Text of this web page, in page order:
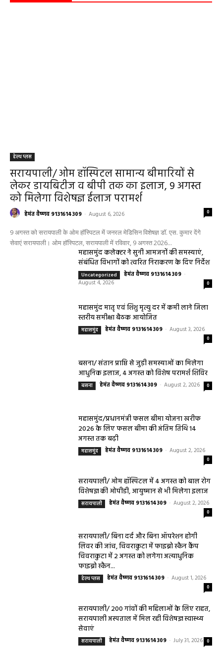
हेल्थ प्लस
सरायपाली/ ओम हॉस्पिटल सामान्य बीमारियों से
लेकर डायबिटीज व बीपी तक का इलाज, 9 अगस्त
को मिलेगा विशेषज्ञ ईलाज परामर्श
हेमंत वैष्णव 9131614309 - August 6, 2026 0
9 अगस्त को सरायपाली के ओम हॉस्पिटल में जनरल मेडिसिन विशेषज्ञ डॉ. एस. कुमार देंगे
सेवाएं सरायपाली। ओम हॉस्पिटल, सरायपाली में रविवार, 9 अगस्त 2026...
महासमुंद कलेक्टर ने सुनी आमजनों की समस्याएं,
संबंधित विभागों को त्वरित निराकरण के दिए निर्देश
Uncategorized हेमंत वैष्णव 9131614309 -
August 4, 2026
0
महासमुंद मातृ एवं शिशु मृत्यु दर में कमी लाने जिला
स्तरीय समीक्षा बैठक आयोजित
महासमुंद हेमंत वैष्णव 9131614309 - August 3, 2026
0
बसना/ संतान प्राप्ति से जुड़ी समस्याओं का मिलेगा
आधुनिक इलाज, 4 अगस्त को विशेष परामर्श शिविर
बसना हेमंत वैष्णव 9131614309 - August 2, 2026 0
महासमुंद/प्रधानमंत्री फसल बीमा योजना खरीफ
2026 के लिए फसल बीमा की अंतिम तिथि 14
अगस्त तक बढ़ी
महासमुंद हेमंत वैष्णव 9131614309 - August 2, 2026
0
सरायपाली/ ओम हॉस्पिटल में 4 अगस्त को बाल रोग
विशेषज्ञ की ओपीडी, आयुष्मान से भी मिलेगा इलाज
सरायपाली हेमंत वैष्णव 9131614309 - August 2, 2026
0
सरायपाली/ बिना दर्द और बिना ऑपरेशन होगी
लिवर की जांच, चिवराकुटा में फाइब्रो स्कैन कैंप
चिवराकुटा में 2 अगस्त को लगेगा अत्याधुनिक
फाइब्रो स्कैन...
हेल्थ प्लस हेमंत वैष्णव 9131614309 - August 1, 2026
0
सरायपाली/ 200 गांवों की महिलाओं के लिए राहत,
सरायपाली अस्पताल में मिल रही विशेषज्ञ स्वास्थ्य
सेवाएं
सरायपाली हेमंत वैष्णव 9131614309 - July 31, 2026 0